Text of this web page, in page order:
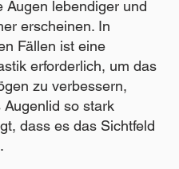
Augen lebendiger und
erscheinen. In
Fällen ist eine
erforderlich, um das
zu verbessern,
Augenlid so stark
dass es das Sichtfeld